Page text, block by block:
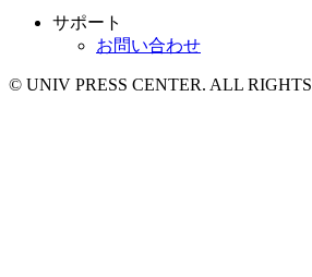
サポート
お問い合わせ
© UNIV PRESS CENTER. ALL